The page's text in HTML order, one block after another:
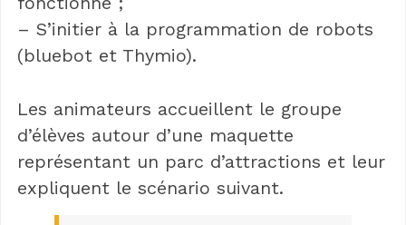
– S’initier à la programmation de robots
(bluebot et Thymio).
Les animateurs accueillent le groupe
d’élèves autour d’une maquette
représentant un parc d’attractions et leur
expliquent le scénario suivant.